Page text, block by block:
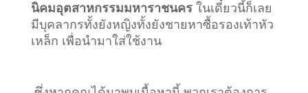
นิคมอุตสาหกรรมมหาราชนครในเดี๋ยวนี้ก็เลย
มีบุคลากรทั้งยังหญิงทั้งยังชายหาซื้อรองเท้าหัว
เหล็ก เพื่อนำมาใส่ใช้งาน